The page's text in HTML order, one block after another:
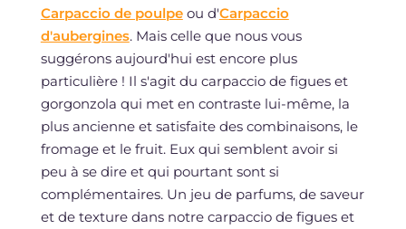
Carpaccio de poulpeou d'Carpaccio
d'aubergines. Mais celle que nous vous
suggérons aujourd'hui est encore plus
particulière ! Il s'agit du carpaccio de figues et
gorgonzola qui met en contraste lui-même, la
plus ancienne et satisfaite des combinaisons, le
fromage et le fruit. Eux qui semblent avoir si
peu à se dire et qui pourtant sont si
complémentaires. Un jeu de parfums, de saveur
et de texture dans notre carpaccio de figues et